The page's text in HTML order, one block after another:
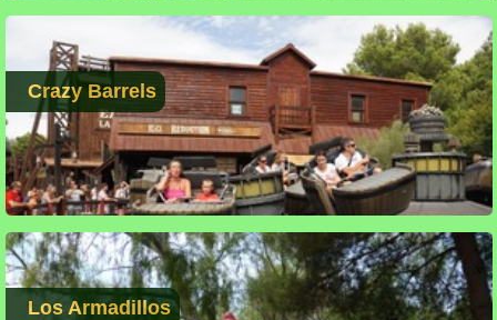
Crazy Barrels
Los Armadillos